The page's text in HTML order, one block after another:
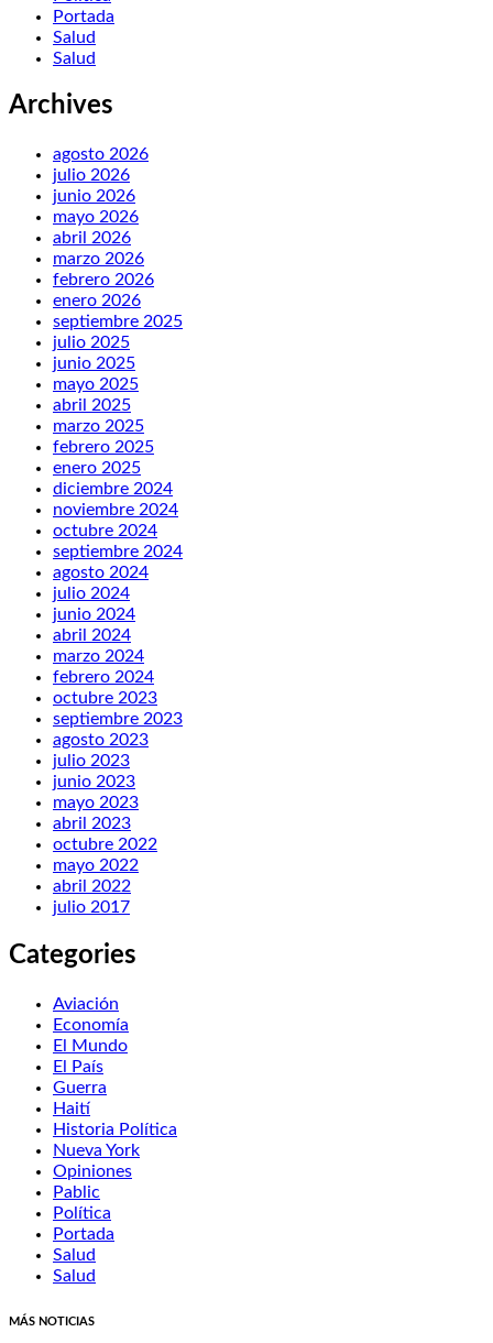
Portada
Salud
Salud
Archives
agosto 2026
julio 2026
junio 2026
mayo 2026
abril 2026
marzo 2026
febrero 2026
enero 2026
septiembre 2025
julio 2025
junio 2025
mayo 2025
abril 2025
marzo 2025
febrero 2025
enero 2025
diciembre 2024
noviembre 2024
octubre 2024
septiembre 2024
agosto 2024
julio 2024
junio 2024
abril 2024
marzo 2024
febrero 2024
octubre 2023
septiembre 2023
agosto 2023
julio 2023
junio 2023
mayo 2023
abril 2023
octubre 2022
mayo 2022
abril 2022
julio 2017
Categories
Aviación
Economía
El Mundo
El País
Guerra
Haití
Historia Política
Nueva York
Opiniones
Pablic
Política
Portada
Salud
Salud
MÁS NOTICIAS